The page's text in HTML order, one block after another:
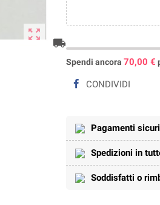
zoom_out_map
local_shipping
Spendi ancora 70,00 €
CONDIVIDI
Pagamenti
Spedizioni in
Soddisfatti o